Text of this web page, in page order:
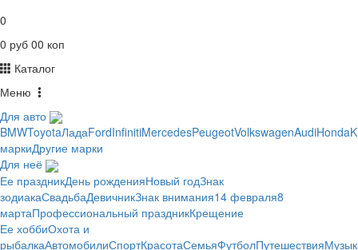
0
0 руб 00 коп
Каталог
Меню
Для авто
BMWToyotaЛадаFordInfinitiMercedesPeugeotVolkswagenAudiHonda
маркиДругие марки
Для неё
Ее праздникДень рожденияНовый годЗнак
зодиакаСвадьбаДевичникЗнак внимания14 февраля8
мартаПрофессиональный праздникКрещение
Ее хоббиОхота и
рыбалкаАвтомобилиСпортКрасотаСемьяФутболПутешествия